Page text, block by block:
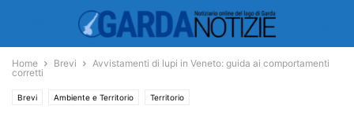
Home Brevi
Avvistamenti di lupi in Veneto: guida ai comportamenti
corretti
Brevi Ambiente e Territorio Territorio